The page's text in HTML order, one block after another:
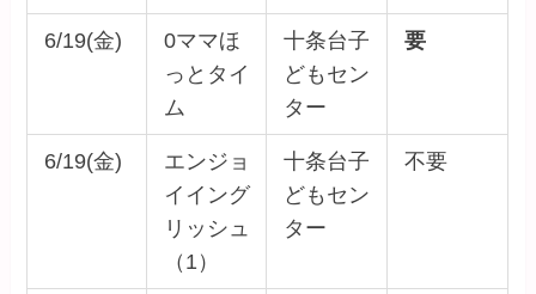
6/19(金)
0ママほ
っとタイ
ム
十条台子
どもセン
ター
要
6/19(金)
エンジョ
イイング
リッシュ
（1）
十条台子
どもセン
ター
不要